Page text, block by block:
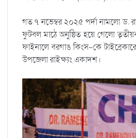
গত ৭ নভেম্বর ২০২৫ পর্দা নামলো ড.
ফুটবল মাঠে অনুষ্ঠিত হয়ে গেলো
ফাইনালে বরগাঙ কিংস-কে
উপজেলা রাইক্ষ্যং একাদশ।